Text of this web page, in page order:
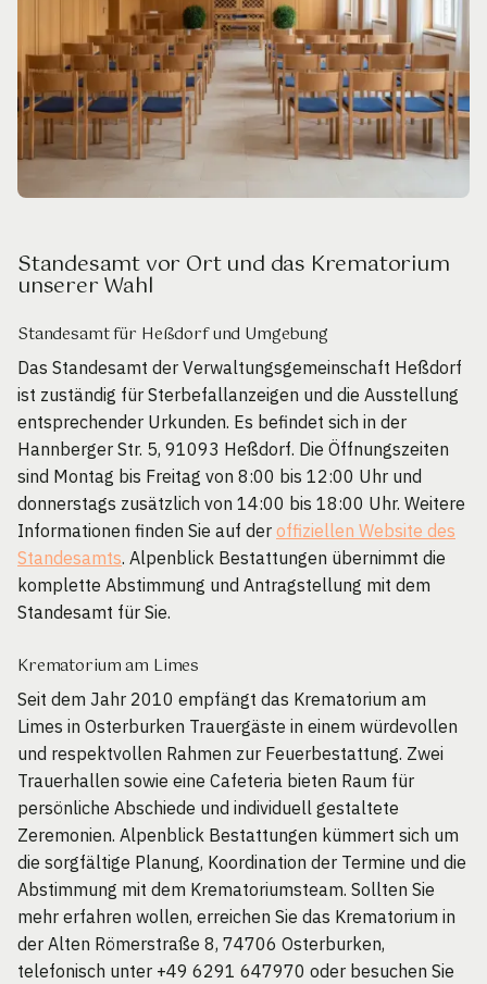
Standesamt vor Ort und das Krematorium
unserer Wahl
Standesamt für Heßdorf und Umgebung
Das Standesamt der Verwaltungsgemeinschaft Heßdorf
ist zuständig für Sterbefallanzeigen und die Ausstellung
entsprechender Urkunden. Es befindet sich in der
Hannberger Str. 5, 91093 Heßdorf. Die Öffnungszeiten
sind Montag bis Freitag von 8:00 bis 12:00 Uhr und
donnerstags zusätzlich von 14:00 bis 18:00 Uhr. Weitere
Informationen finden Sie auf der offiziellen Website des
Standesamts. Alpenblick Bestattungen übernimmt die
komplette Abstimmung und Antragstellung mit dem
Standesamt für Sie.
Krematorium am Limes
Seit dem Jahr 2010 empfängt das Krematorium am
Limes in Osterburken Trauergäste in einem würdevollen
und respektvollen Rahmen zur Feuerbestattung. Zwei
Trauerhallen sowie eine Cafeteria bieten Raum für
persönliche Abschiede und individuell gestaltete
Zeremonien. Alpenblick Bestattungen kümmert sich um
die sorgfältige Planung, Koordination der Termine und die
Abstimmung mit dem Krematoriumsteam. Sollten Sie
mehr erfahren wollen, erreichen Sie das Krematorium in
der Alten Römerstraße 8, 74706 Osterburken,
telefonisch unter +49 6291 647970 oder besuchen Sie